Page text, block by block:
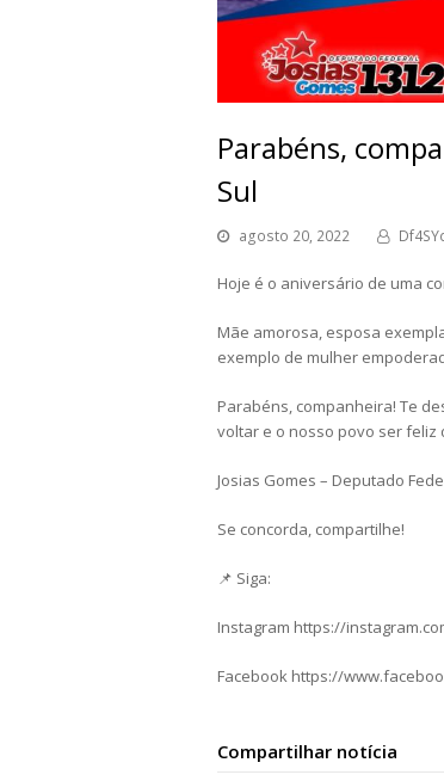
Parabéns,
Sul
agosto 20, 2022
Hoje é o aniversário de uma
Mãe amorosa, esposa
exemplo de mulher
Parabéns, companheira! Te
voltar e o nosso povo ser feliz
Josias Gomes – Deputado
Se concorda, compartilhe!
📌 Siga:
Instagram https://
Facebook https://
Compartilhar notícia